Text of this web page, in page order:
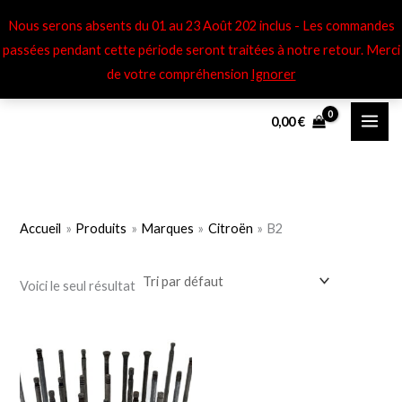
Nous serons absents du 01 au 23 Août 202 inclus - Les commandes
passées pendant cette période seront traitées à notre retour​. Merci
de votre compréhension Ignorer
au
contenu
0,00€
Accueil Produits Marques Citroën B2
Voici le seul résultat
produit
a